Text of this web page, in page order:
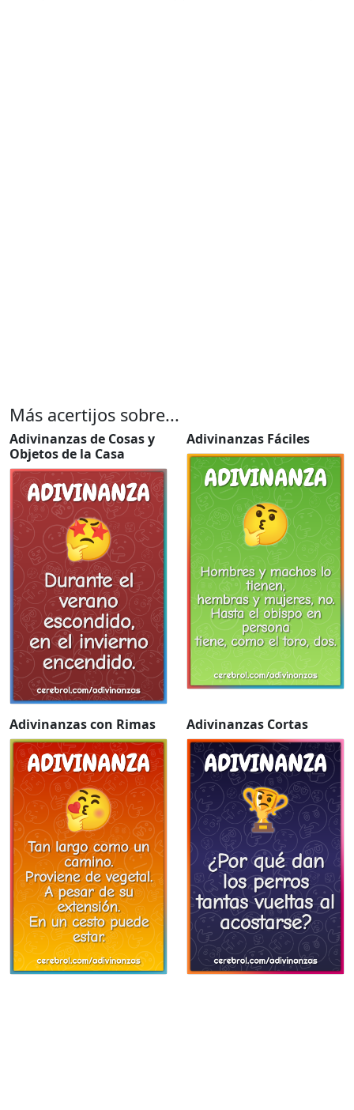
Más acertijos sobre...
Adivinanzas de Cosas y
Objetos de la Casa
Adivinanzas Fáciles
Adivinanzas con Rimas Adivinanzas Cortas